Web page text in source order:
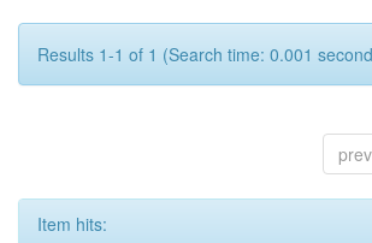
Results 1-1 of 1 (Search time: 0.001
Item hits: